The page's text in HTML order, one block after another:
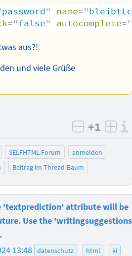
password" name="
="false" autocomplete="
aus?!
und viele Grüße
negativ
+1
SELFHTML-Forum
anmelden
Beitrag im Thread-Baum
'textprediction' attribute will be
Use the
13:48 datenschutz html ki